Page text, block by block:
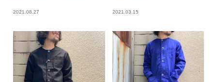
2021.08.27 2021.03.15